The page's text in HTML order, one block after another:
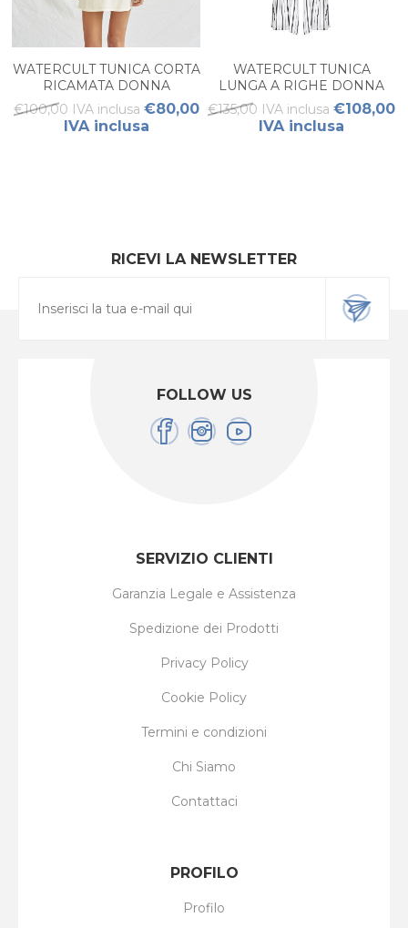
WATERCULT TUNICA CORTA
RICAMATA DONNA
€100,00 IVA inclusa €80,00
IVA inclusa
WATERCULT TUNICA
LUNGA A RIGHE DONNA
€135,00 IVA inclusa €108,00
IVA inclusa
RICEVI LA NEWSLETTER
FOLLOW US
SERVIZIO CLIENTI
Garanzia Legale e Assistenza
Spedizione dei Prodotti
Privacy Policy
Cookie Policy
Termini e condizioni
Chi Siamo
Contattaci
PROFILO
Profilo